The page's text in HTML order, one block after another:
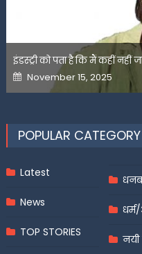
इंडस्ट्री को पता है कि मैं कहीं नहीं
Posted
on
November 15, 2025
POPULAR CATEGORY
Latest
News
TOP STORIES
नयी